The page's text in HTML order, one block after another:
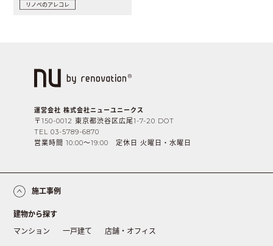
リノベのアレコレ
運営会社 株式会社ニューユニークス
〒150-0012 東京都渋谷区広尾1-7-20 DOT
TEL 03-5789-6870
営業時間 10:00〜19:00 定休日 火曜日・水曜日
施工事例
建物から探す
マンション
一戸建て 店舗・オフィス